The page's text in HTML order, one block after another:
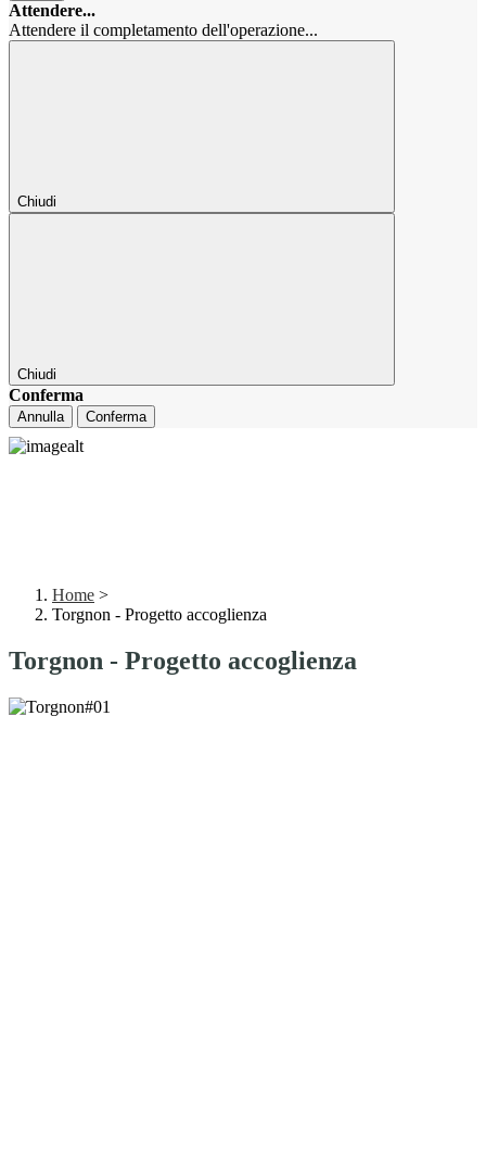
Attendere...
Attendere il completamento dell'operazione...
Chiudi
Chiudi
Conferma
Annulla Conferma
Home >
Torgnon - Progetto accoglienza
Torgnon - Progetto accoglienza